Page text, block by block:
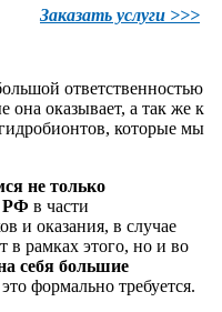
Заказать услуги >>>
ответственностью
она оказывает, а так же к
которые мы
не только
РФ в части
и оказания, в случае
в рамках этого, но и во
себя большие
формально требуется.